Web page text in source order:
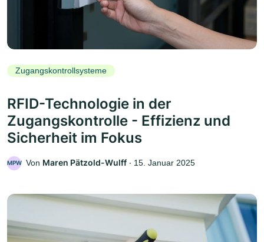
Zugangskontrollsysteme
RFID-Technologie in der
Zugangskontrolle - Effizienz und
Sicherheit im Fokus
MPW Von Maren Pätzold-Wulff ‧ 15. Januar 2025